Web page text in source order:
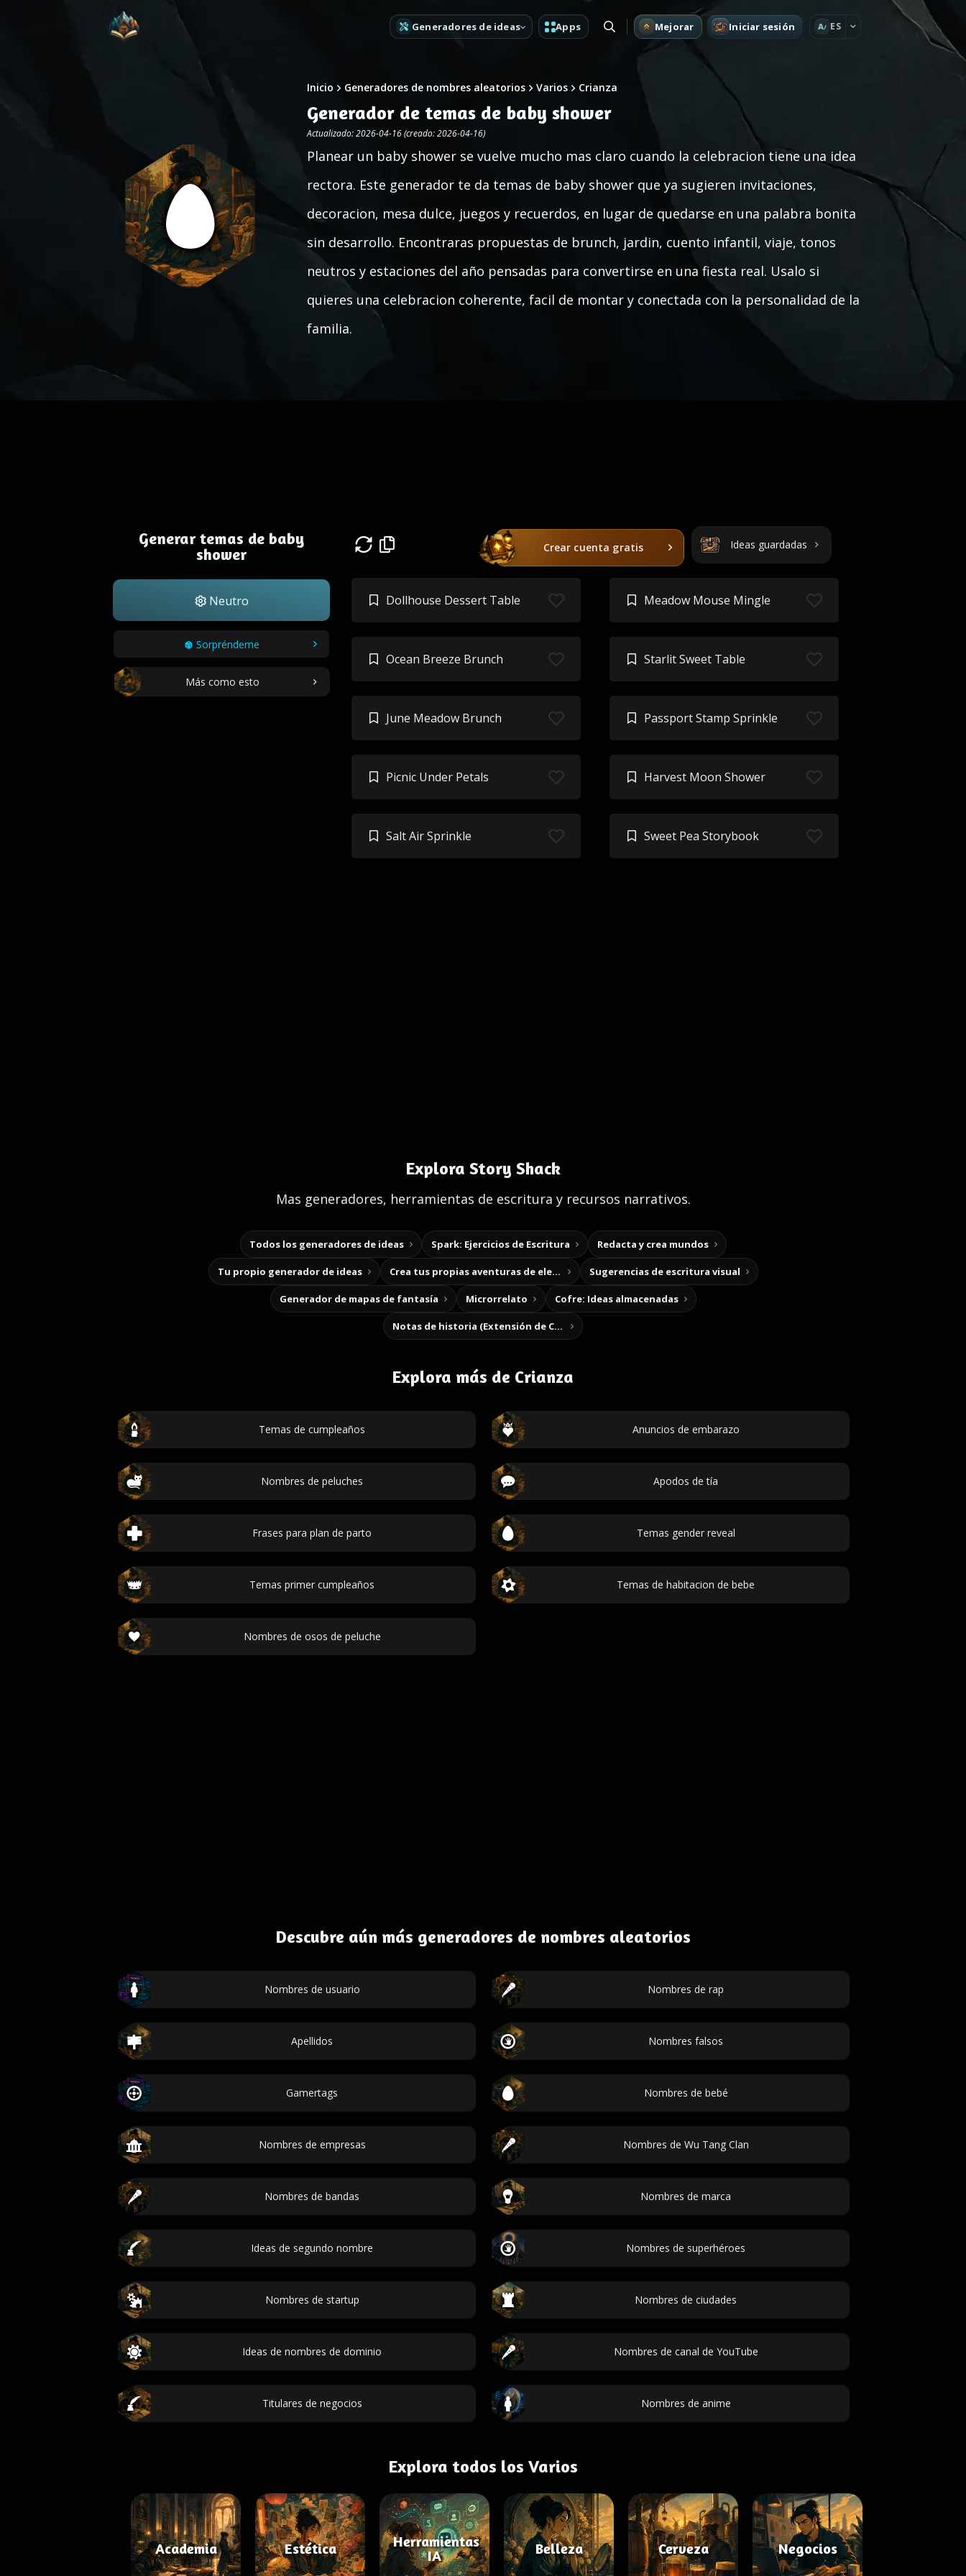
Generadores de ideas Apps Mejorar Iniciar sesión A ES
Inicio Generadores de nombres aleatorios Varios Crianza
Generador de temas de baby shower
Actualizado: 2026-04-16 (creado: 2026-04-16)
Planear un baby shower se vuelve mucho mas claro cuando la celebracion tiene una idea
rectora. Este generador te da temas de baby shower que ya sugieren invitaciones,
decoracion, mesa dulce, juegos y recuerdos, en lugar de quedarse en una palabra bonita
sin desarrollo. Encontraras propuestas de brunch, jardin, cuento infantil, viaje, tonos
neutros y estaciones del año pensadas para convertirse en una fiesta real. Usalo si
quieres una celebracion coherente, facil de montar y conectada con la personalidad de la
familia.
Generar temas de baby
shower
Neutro
Sorpréndeme
Más como esto
Crear cuenta gratis Ideas guardadas
Dollhouse Dessert Table Meadow Mouse Mingle
Ocean Breeze Brunch Starlit Sweet Table
June Meadow Brunch Passport Stamp Sprinkle
Picnic Under Petals Harvest Moon Shower
Salt Air Sprinkle Sweet Pea Storybook
Explora Story Shack
Mas generadores, herramientas de escritura y recursos narrativos.
Todos los generadores de ideas Spark: Ejercicios de Escritura Redacta y crea mundos
Tu propio generador de ideas Crea tus propias aventuras de elección Sugerencias de escritura visual
Generador de mapas de fantasía Microrrelato Cofre: Ideas almacenadas
Notas de historia (Extensión de Chrome)
Explora más de Crianza
Temas de cumpleaños Anuncios de embarazo
Nombres de peluches Apodos de tía
Frases para plan de parto Temas gender reveal
Temas primer cumpleaños Temas de habitacion de bebe
Nombres de osos de peluche
Descubre aún más generadores de nombres aleatorios
Nombres de usuario Nombres de rap
Apellidos Nombres falsos
Gamertags Nombres de bebé
Nombres de empresas Nombres de Wu Tang Clan
Nombres de bandas Nombres de marca
Ideas de segundo nombre Nombres de superhéroes
Nombres de startup Nombres de ciudades
Ideas de nombres de dominio Nombres de canal de YouTube
Titulares de negocios Nombres de anime
Explora todos los Varios
Academia Estética
Herramientas
IA
Belleza Cerveza Negocios